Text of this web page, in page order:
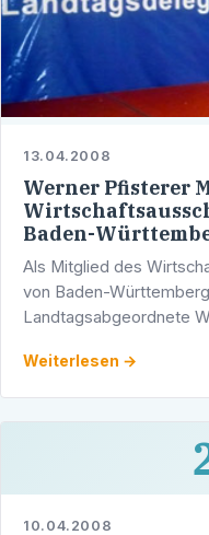
13.04.2008
Werner Pfisterer
Baden-
Als Mitglied des
von Baden-
Landtagsabgeordnete
…
Weiterlesen →
10.04.2008